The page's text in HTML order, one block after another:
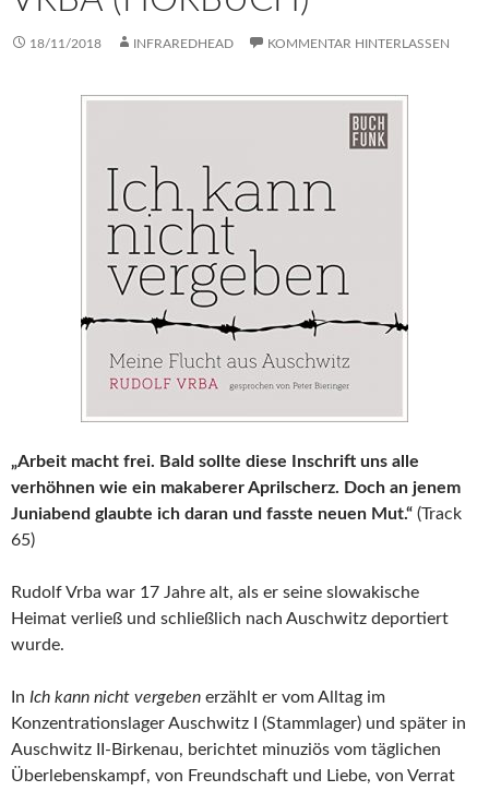
18/11/2018 INFRAREDHEAD KOMMENTAR HINTERLASSEN
„Arbeit macht frei. Bald sollte diese Inschrift uns alle
verhöhnen wie ein makaberer Aprilscherz. Doch an jenem
Juniabend glaubte ich daran und fasste neuen Mut.“ (Track
65)
Rudolf Vrba war 17 Jahre alt, als er seine slowakische
Heimat verließ und schließlich nach Auschwitz deportiert
wurde.
In Ich kann nicht vergeben erzählt er vom Alltag im
Konzentrationslager Auschwitz I (Stammlager) und später in
Auschwitz II-Birkenau, berichtet minuziös vom täglichen
Überlebenskampf, von Freundschaft und Liebe, von Verrat